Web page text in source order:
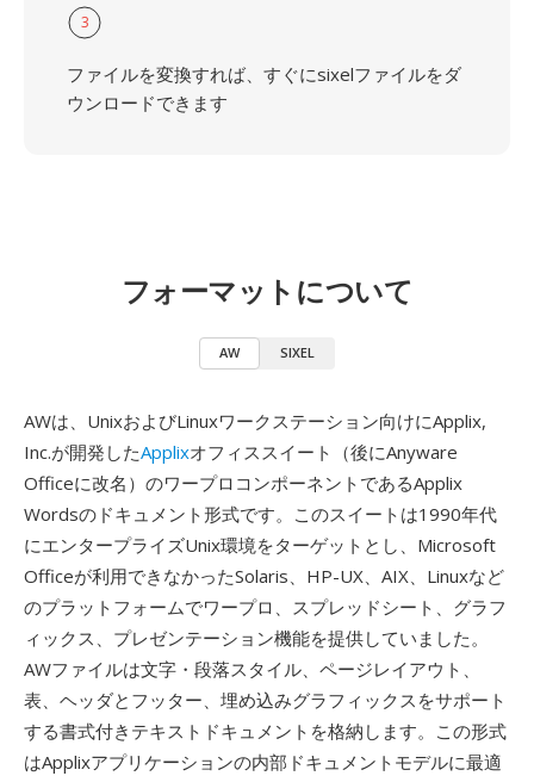
3
ファイルを変換すれば、すぐにsixelファイルをダ
ウンロードできます
フォーマットについて
AW SIXEL
AWは、UnixおよびLinuxワークステーション向けにApplix,
Inc.が開発したApplixオフィススイート（後にAnyware
Officeに改名）のワープロコンポーネントであるApplix
Wordsのドキュメント形式です。このスイートは1990年代
にエンタープライズUnix環境をターゲットとし、Microsoft
Officeが利用できなかったSolaris、HP-UX、AIX、Linuxなど
のプラットフォームでワープロ、スプレッドシート、グラフ
ィックス、プレゼンテーション機能を提供していました。
AWファイルは文字・段落スタイル、ページレイアウト、
表、ヘッダとフッター、埋め込みグラフィックスをサポート
する書式付きテキストドキュメントを格納します。この形式
はApplixアプリケーションの内部ドキュメントモデルに最適